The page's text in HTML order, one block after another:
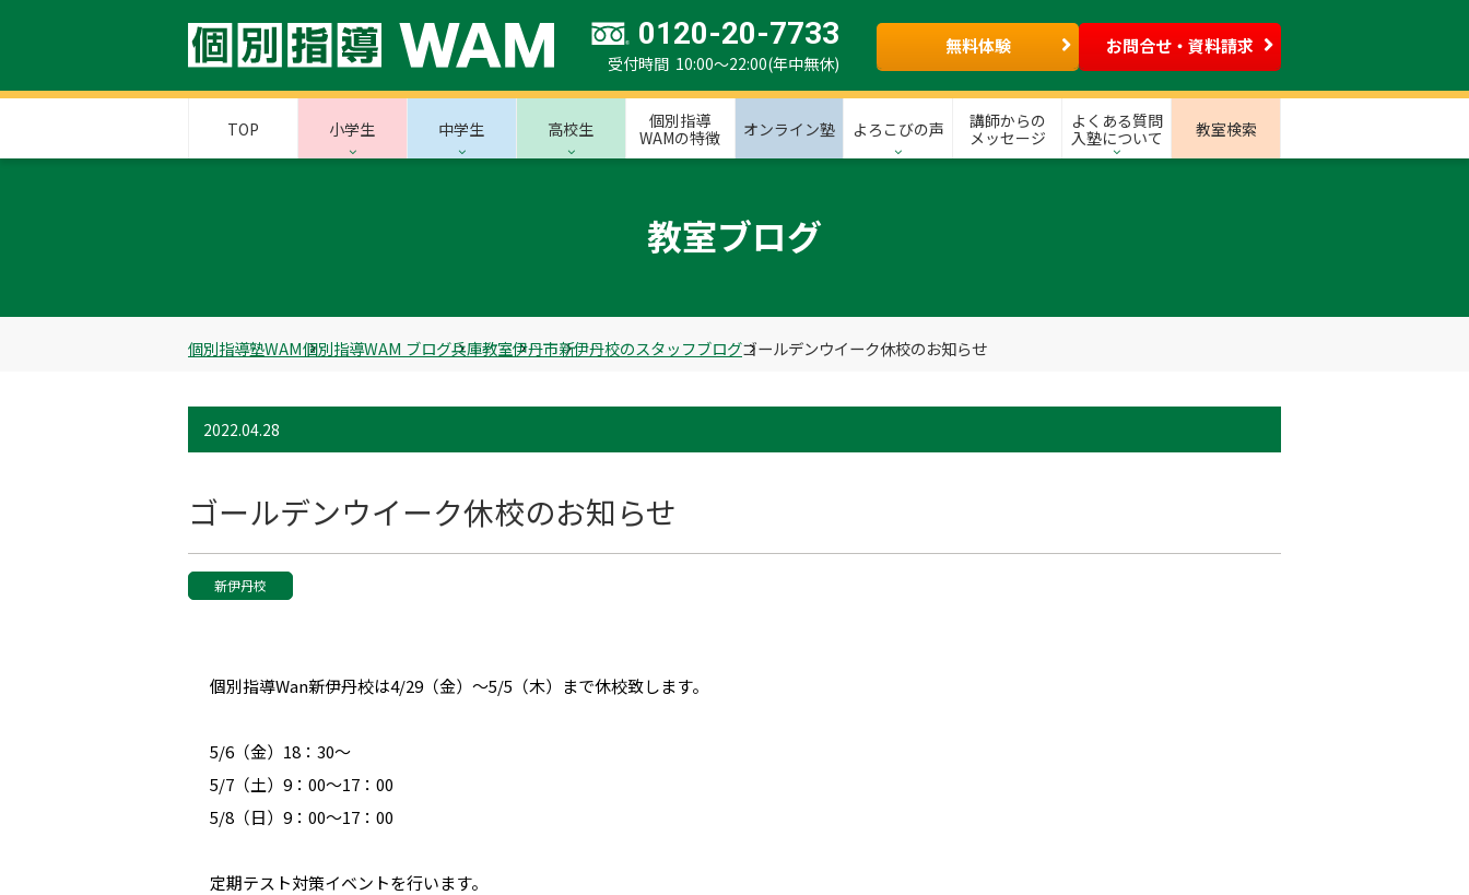
0120-20-7733
受付時間 10:00～22:00(年中無休)
無料体験 お問合せ・資料請求
TOP 小学生 中学生 高校生
個別指導
WAMの特徴
オンライン塾 よろこびの声
講師からの
メッセージ
よくある質問
入塾について
教室検索
教室ブログ
個別指導塾WAM個別指導WAM ブログ兵庫教室伊丹市新伊丹校のスタッフブログゴールデンウイーク休校のお知らせ
2022.04.28
ゴールデンウイーク休校のお知らせ
新伊丹校
個別指導Wan新伊丹校は4/29（金）～5/5（木）まで休校致します。
5/6（金）18：30～
5/7（土）9：00～17：00
5/8（日）9：00～17：00
定期テスト対策イベントを行います。